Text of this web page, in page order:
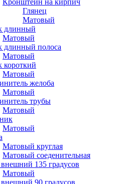
Кронштейн на кирпич
Глянец
Матовый
длинный
Матовый
длинный полоса
Матовый
Матовый
желоба
Матовый
трубы
Матовый
Матовый
Матовый круглая
Матовый соеденительная
135 градусов
Матовый
90 градусов